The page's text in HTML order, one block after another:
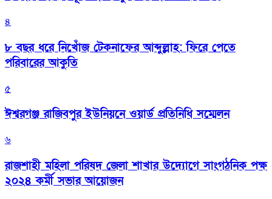
৪
৮ বছর ধরে নিখোঁজ টেকনাফের আব্দুল্লাহ: ফিরে পেতে
পরিবারের আকুতি
৫
ঈশ্বরগঞ্জ রাজিবপুর ইউনিয়নে ওয়ার্ড প্রতিনিধি সম্মেলন
৬
রাজশাহী মহিলা পরিষদ জেলা শাখার উদ্যোগে সাংগঠনিক পক্ষ
২০২৪ কর্মী সভার আয়োজন